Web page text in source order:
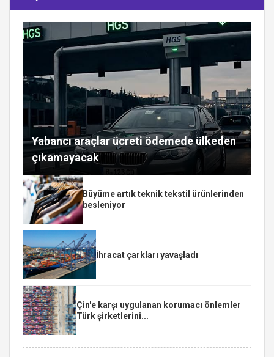
Yabancı araçlar ücreti ödemede ülkeden
çıkamayacak
Büyüme artık teknik tekstil ürünlerinden
besleniyor
İhracat çarkları yavaşladı
Çin'e karşı uygulanan korumacı önlemler
Türk şirketlerini...